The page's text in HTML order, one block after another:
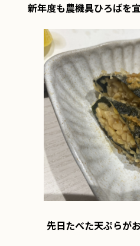
新年度も農機具ひろばを
先日たべた天ぷらが